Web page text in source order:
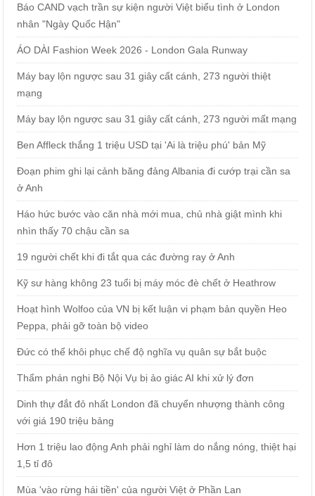
Báo CAND vạch trần sự kiện người Việt biểu tình ở London
nhân "Ngày Quốc Hận"
ÁO DÀI Fashion Week 2026 - London Gala Runway
Máy bay lộn ngược sau 31 giây cất cánh, 273 người thiệt
mạng
Máy bay lộn ngược sau 31 giây cất cánh, 273 người mất mạng
Ben Affleck thắng 1 triệu USD tại 'Ai là triệu phú' bản Mỹ
Đoạn phim ghi lại cảnh băng đảng Albania đi cướp trại cần sa
ở Anh
Háo hức bước vào căn nhà mới mua, chủ nhà giật mình khi
nhìn thấy 70 chậu cần sa
19 người chết khi đi tắt qua các đường ray ở Anh
Kỹ sư hàng không 23 tuổi bị máy móc đè chết ở Heathrow
Hoạt hình Wolfoo của VN bị kết luận vi phạm bản quyền Heo
Peppa, phải gỡ toàn bộ video
Đức có thể khôi phục chế độ nghĩa vụ quân sự bắt buộc
Thẩm phán nghi Bộ Nội Vụ bị ảo giác AI khi xử lý đơn
Dinh thự đắt đỏ nhất London đã chuyển nhượng thành công
với giá 190 triệu bảng
Hơn 1 triệu lao động Anh phải nghỉ làm do nắng nóng, thiệt hại
1,5 tỉ đô
Mùa 'vào rừng hái tiền' của người Việt ở Phần Lan